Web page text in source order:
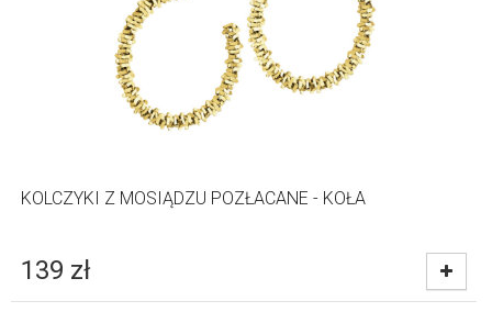
KOLCZYKI Z MOSIĄDZU POZŁACANE - KOŁA
139 zł